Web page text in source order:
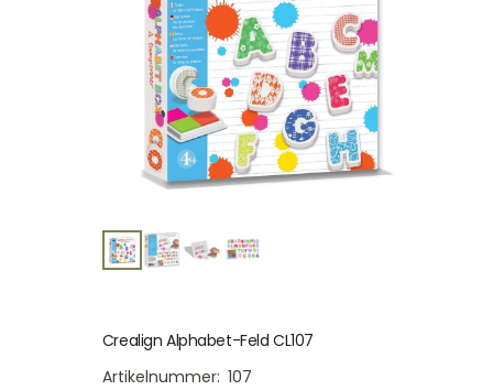
Crealign Alphabet-Feld CL107
Artikelnummer: 107